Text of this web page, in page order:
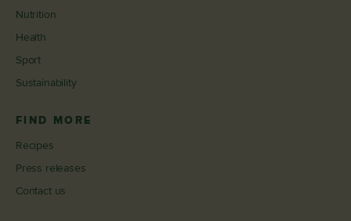
Nutrition
Health
Sport
Sustainability
FIND MORE
Recipes
Press releases
Contact us